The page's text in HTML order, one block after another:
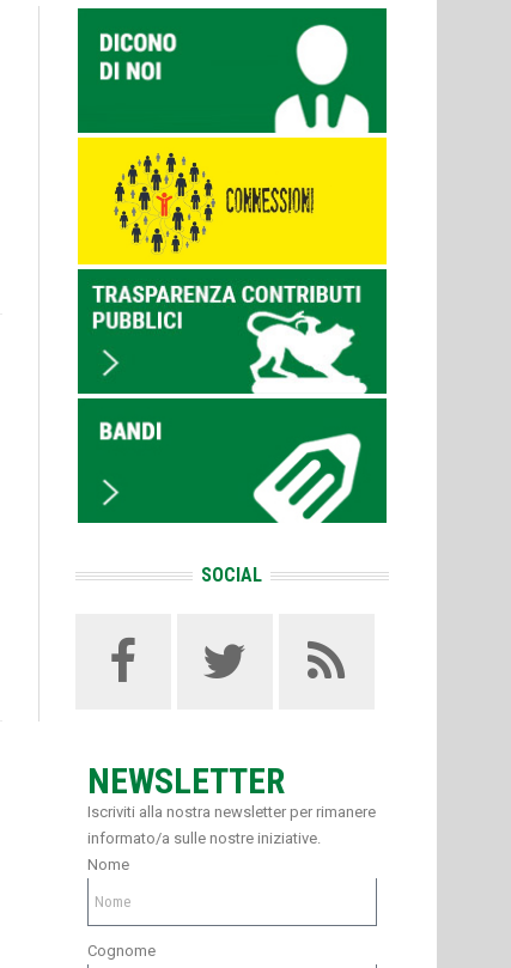
SOCIAL
NEWSLETTER
Iscriviti alla nostra newsletter per rimanere
informato/a sulle nostre iniziative.
Nome
Cognome